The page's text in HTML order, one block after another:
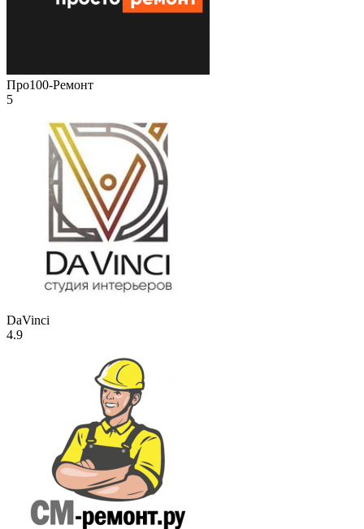
Про100-Ремонт
5
DaVinci
4.9